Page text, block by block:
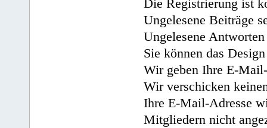
Die Registrierung ist
Ungelesene Beiträge
Ungelesene
Sie können das
Wir geben Ihre E-
Wir verschicken
Ihre E-Mail-Adresse
Mitgliedern nicht